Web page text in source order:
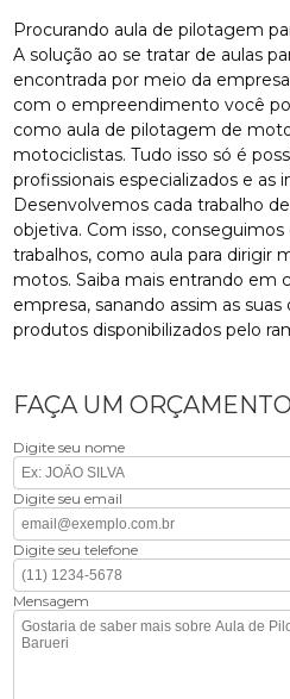
Procurando aula de pilotagem
A solução ao se tratar de aulas
encontrada por meio da
com o empreendimento você
como aula de pilotagem de
motociclistas. Tudo isso só é
profissionais especializados e as
Desenvolvemos cada trabalho
objetiva. Com isso,
trabalhos, como aula para dirigir
motos. Saiba mais entrando em
empresa, sanando assim as
produtos disponibilizados pelo
FAÇA UM ORÇAMENTO
Digite seu nome
Digite seu email
Digite seu telefone
Mensagem